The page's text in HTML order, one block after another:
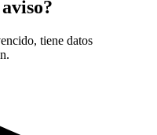
tiene datos